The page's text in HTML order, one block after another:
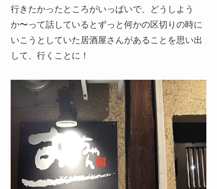
行きたかったところがいっぱいで、どうしよう
か〜って話しているとずっと何かの区切りの時に
いこうとしていた居酒屋さんがあることを思い出
して、行くことに！